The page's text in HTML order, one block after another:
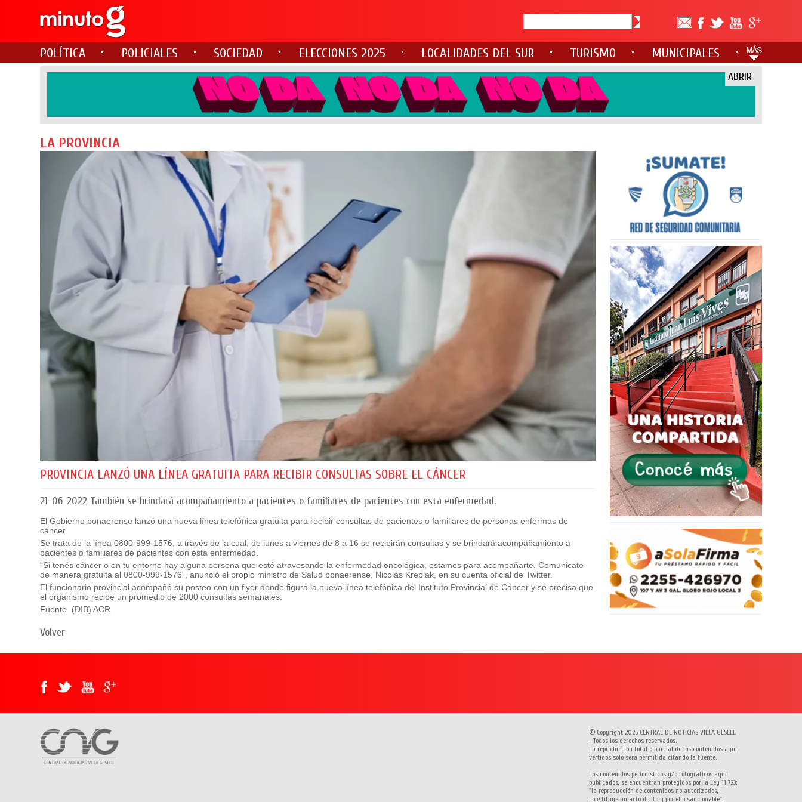
POLÍTICA POLICIALES SOCIEDAD ELECCIONES 2025 LOCALIDADES DEL SUR TURISMO MUNICIPALES
ABRIR
LA PROVINCIA
PROVINCIA LANZÓ UNA LÍNEA GRATUITA PARA RECIBIR CONSULTAS SOBRE EL CÁNCER
21-06-2022 También se brindará acompañamiento a pacientes o familiares de pacientes con esta enfermedad.
El Gobierno bonaerense lanzó una nueva línea telefónica gratuita para recibir consultas de pacientes o familiares de personas enfermas de
cáncer.
Se trata de la línea 0800-999-1576, a través de la cual, de lunes a viernes de 8 a 16 se recibirán consultas y se brindará acompañamiento a
pacientes o familiares de pacientes con esta enfermedad.
“Si tenés cáncer o en tu entorno hay alguna persona que esté atravesando la enfermedad oncológica, estamos para acompañarte. Comunicate
de manera gratuita al 0800-999-1576”, anunció el propio ministro de Salud bonaerense, Nicolás Kreplak, en su cuenta oficial de Twitter.
El funcionario provincial acompañó su posteo con un flyer donde figura la nueva línea telefónica del Instituto Provincial de Cáncer y se precisa que
el organismo recibe un promedio de 2000 consultas semanales.
Fuente (DIB) ACR
Volver
® Copyright 2026 CENTRAL DE NOTICIAS VILLA GESELL
- Todos los derechos reservados.
La reproducción total o parcial de los contenidos aquí
vertidos sólo sera permitida citando la fuente.
Los contenidos periodísticos y/o fotográficos aquí
publicados, se encuentran protegidos por la Ley 11.723;
"la reproducción de contenidos no autorizados,
constituye un acto ilícito y por ello sancionable".